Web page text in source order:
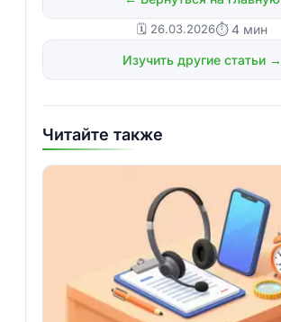
🗓️ 26.03.2026⏱ 4 мин
Изучить другие статьи →
Читайте также